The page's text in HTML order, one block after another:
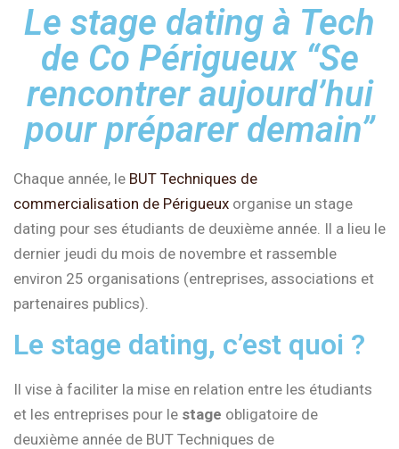
Le stage dating à Tech
de Co Périgueux “Se
rencontrer aujourd’hui
pour préparer demain”
Chaque année, le BUT Techniques de
commercialisation de Périgueux organise un stage
dating pour ses étudiants de deuxième année. Il a lieu le
dernier jeudi du mois de novembre et rassemble
environ 25 organisations (entreprises, associations et
partenaires publics).
Le stage dating, c’est quoi ?
Il vise à faciliter la mise en relation entre les étudiants
et les entreprises pour le stage obligatoire de
deuxième année de BUT Techniques de